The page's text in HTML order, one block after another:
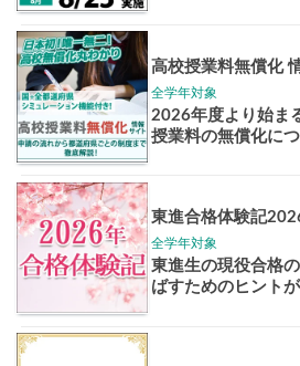
学年別案内
高3生 高2生